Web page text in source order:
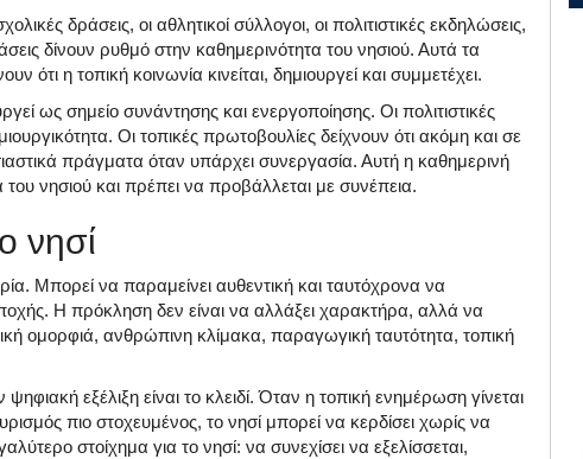
δράσεις, οι αθλητικοί σύλλογοι, οι πολιτιστικές εκδηλώσεις,
δίνουν ρυθμό στην καθημερινότητα του νησιού. Αυτά τα
ότι η τοπική κοινωνία κινείται, δημιουργεί και συμμετέχει.
ως σημείο συνάντησης και ενεργοποίησης. Οι πολιτιστικές
Οι τοπικές πρωτοβουλίες δείχνουν ότι ακόμη και σε
πράγματα όταν υπάρχει συνεργασία. Αυτή η καθημερινή
του νησιού και πρέπει να προβάλλεται με συνέπεια.
νησί
Μπορεί να παραμείνει αυθεντική και ταυτόχρονα να
Η πρόκληση δεν είναι να αλλάξει χαρακτήρα, αλλά να
ομορφιά, ανθρώπινη κλίμακα, παραγωγική ταυτότητα, τοπική
εξέλιξη είναι το κλειδί. Όταν η τοπική ενημέρωση γίνεται
πιο στοχευμένος, το νησί μπορεί να κερδίσει χωρίς να
στοίχημα για το νησί: να συνεχίσει να εξελίσσεται,